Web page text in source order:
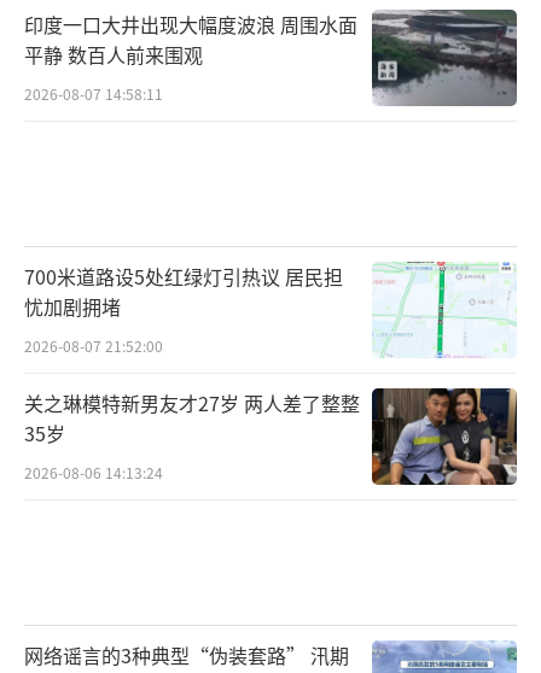
印度一口大井出现大幅度波浪 周围水面
平静 数百人前来围观
2026-08-07 14:58:11
700米道路设5处红绿灯引热议 居民担
忧加剧拥堵
2026-08-07 21:52:00
关之琳模特新男友才27岁 两人差了整整
35岁
2026-08-06 14:13:24
网络谣言的3种典型“伪装套路” 汛期